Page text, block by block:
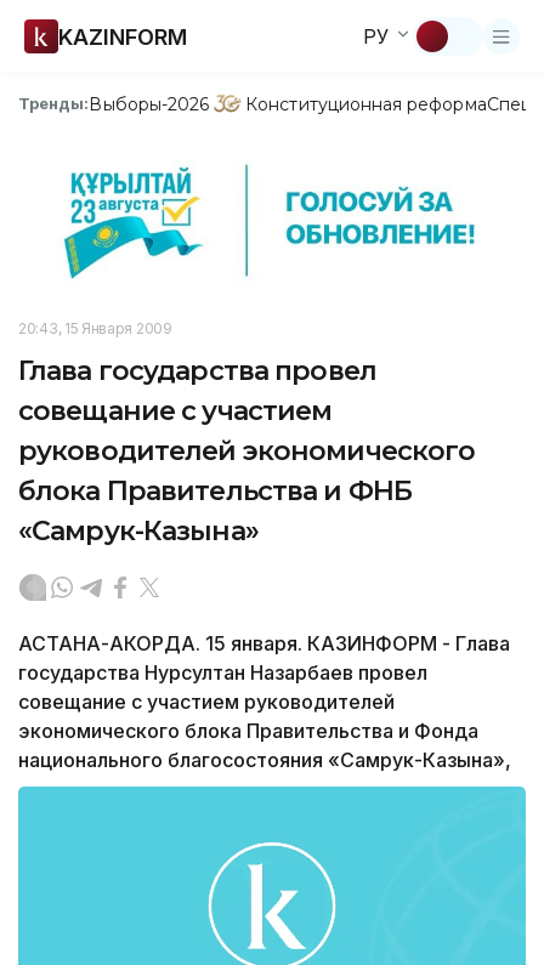
KAZINFORM РУ
Тренды:Выборы-2026 Конституционная реформа
20:43, 15 Января 2009
Глава государства провел
совещание с участием
руководителей экономического
блока Правительства и ФНБ
«Самрук-Казына»
АСТАНА-АКОРДА. 15 января. КАЗИНФОРМ - Глава
государства Нурсултан Назарбаев провел
совещание с участием руководителей
экономического блока Правительства и Фонда
национального благосостояния «Самрук-Казына»,